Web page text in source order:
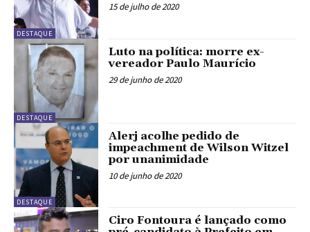
DESTAQUE
15 de julho de 2020
DESTAQUE
Luto na política: morre ex-
vereador Paulo Maurício
29 de junho de 2020
DESTAQUE
Alerj acolhe pedido de
impeachment de Wilson Witzel
por unanimidade
10 de junho de 2020
Ciro Fontoura é lançado como